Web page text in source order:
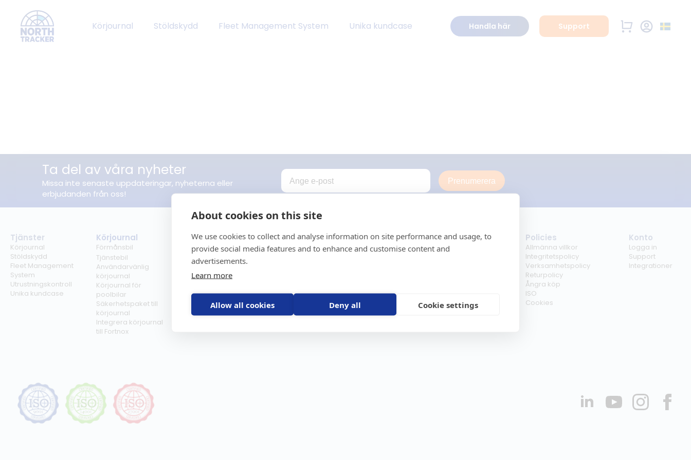
About cookies on this site
We use cookies to collect and analyse information on site performance and usage, to
provide social media features and to enhance and customise content and
advertisements.
Learn more
Allow all cookies Deny all Cookie settings
Körjournal Stöldskydd Fleet Management System Unika kundcase Handla här Support
Ta del av våra nyheter
Missa inte senaste uppdateringar, nyheterna eller
erbjudanden från oss!
Prenumerera
Tjänster
Körjournal
Stöldskydd
Fleet Management
System
Utrustningskontroll
Unika kundcase
Körjournal
Förmånsbil
Tjänstebil
Användarvänlig
körjournal
Körjournal för
poolbilar
Säkerhetspaket till
körjournal
Integrera körjournal
till Fortnox
Regelverk
Milersättning
Regler för tjänstebil
Regler för
förmånsbil
GPS-trackers
Scout 2.0
Stöldskydd
Båt
Åkgräsklippare
Moped
Vattenskoter
Företag
Om oss
Policies
Allmänna villkor
Integritetspolicy
Verksamhetspolicy
Returpolicy
Ångra köp
ISO
Cookies
Konto
Logga in
Support
Integrationer